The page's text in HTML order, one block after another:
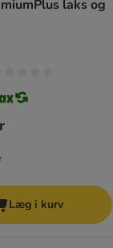
laks og
Læg i kurv